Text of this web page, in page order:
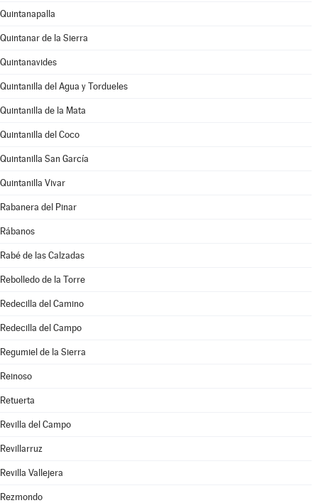
Quintanapalla
Quintanar de la Sierra
Quintanavides
Quintanilla del Agua y Tordueles
Quintanilla de la Mata
Quintanilla del Coco
Quintanilla San García
Quintanilla Vivar
Rabanera del Pinar
Rábanos
Rabé de las Calzadas
Rebolledo de la Torre
Redecilla del Camino
Redecilla del Campo
Regumiel de la Sierra
Reinoso
Retuerta
Revilla del Campo
Revillarruz
Revilla Vallejera
Rezmondo